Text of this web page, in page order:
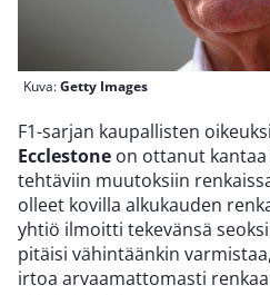
Kuva:Getty Images
F1-sarjan kaupallisten
Ecclestone on ottanut kantaa
tehtäviin muutoksiin
olleet kovilla alkukauden
yhtiö ilmoitti tekevänsä
pitäisi vähintäänkin
irtoa arvaamattomasti